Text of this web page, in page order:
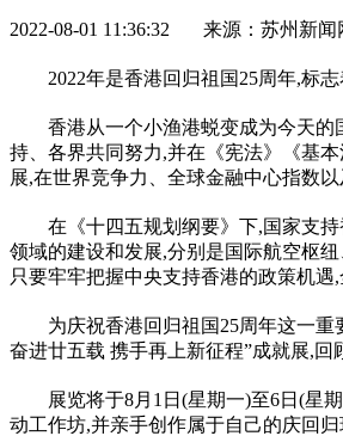
2022-08-01 11:36:32 来源：苏州新闻
2022年是香港回归祖国25周年,标
香港从一个小渔港蜕变成为今天
持、各界共同努力,并在《宪法》《基
展,在世界竞争力、全球金融中心指数
在《十四五规划纲要》下,国家支
领域的建设和发展,分别是国际航空枢
只要牢牢把握中央支持香港的政策机遇
为庆祝香港回归祖国25周年这一重
奋进廿五载 携手再上新征程”成就展,回
展览将于8月1日(星期一)至6日(星
动工作坊,并亲手创作属于自己的庆回归